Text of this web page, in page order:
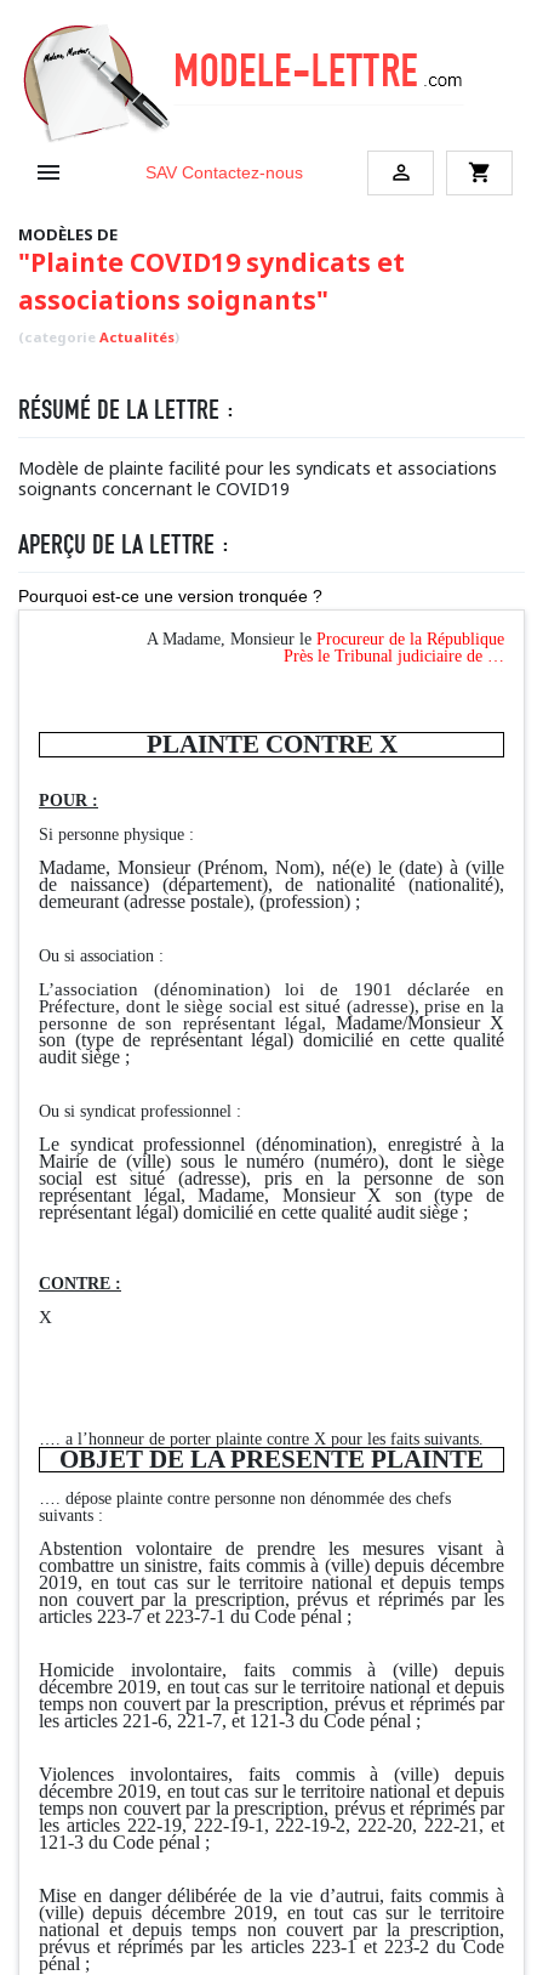
 SAV Contactez-nous  shopping_cart
MODÈLES DE
"Plainte COVID19 syndicats et
associations soignants"
(categorie Actualités)
RÉSUMÉ DE LA LETTRE :
Modèle de plainte facilité pour les syndicats et associations
soignants concernant le COVID19
APERÇU DE LA LETTRE :
Pourquoi est-ce une version tronquée ?
A Madame, Monsieur le Procureur de la République
Près le Tribunal judiciaire de …
PLAINTE CONTRE X
POUR :
Si personne physique :
Madame, Monsieur (Prénom, Nom), né(e) le (date) à (ville
de naissance) (département), de nationalité (nationalité),
demeurant (adresse postale), (profession) ;
Ou si association :
L’association (dénomination) loi de 1901 déclarée en
Préfecture, dont le siège social est situé (adresse), prise en la
personne de son représentant légal, Madame/Monsieur X
son (type de représentant légal) domicilié en cette qualité
audit siège ;
Ou si syndicat professionnel :
Le syndicat professionnel (dénomination), enregistré à la
Mairie de (ville) sous le numéro (numéro), dont le siège
social est situé (adresse), pris en la personne de son
représentant légal, Madame, Monsieur X son (type de
représentant légal) domicilié en cette qualité audit siège ;
CONTRE :
X
. a l’honneur de porter plainte contre X pour les faits suivants.
OBJET DE LA PRESENTE PLAINTE
. dépose plainte contre personne non dénommée des chefs
suivants :
Abstention volontaire de prendre les mesures visant à
combattre un sinistre, faits commis à (ville) depuis décembre
2019, en tout cas sur le territoire national et depuis temps
non couvert par la prescription, prévus et réprimés par les
articles 223-7 et 223-7-1 du Code pénal ;
Homicide involontaire, faits commis à (ville) depuis
décembre 2019, en tout cas sur le territoire national et depuis
temps non couvert par la prescription, prévus et réprimés par
les articles 221-6, 221-7, et 121-3 du Code pénal ;
Violences involontaires, faits commis à (ville) depuis
décembre 2019, en tout cas sur le territoire national et depuis
temps non couvert par la prescription, prévus et réprimés par
les articles 222-19, 222-19-1, 222-19-2, 222-20, 222-21, et
121-3 du Code pénal ;
Mise en danger délibérée de la vie d’autrui, faits commis à
(ville) depuis décembre 2019, en tout cas sur le territoire
national et depuis temps non couvert par la prescription,
prévus et réprimés par les articles 223-1 et 223-2 du Code
pénal ;